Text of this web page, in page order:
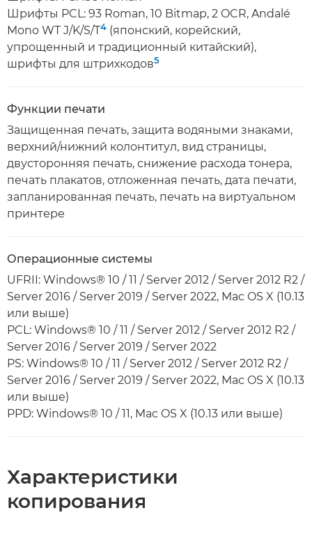
Шрифты PCL: 93 Roman, 10 Bitmap, 2 OCR, Andalé
Mono WT J/K/S/T4 (японский, корейский,
упрощенный и традиционный китайский),
шрифты для штрихкодов5
Функции печати
Защищенная печать, защита водяными знаками,
верхний/нижний колонтитул, вид страницы,
двусторонняя печать, снижение расхода тонера,
печать плакатов, отложенная печать, дата печати,
запланированная печать, печать на виртуальном
принтере
Операционные системы
UFRII: Windows® 10 / 11 / Server 2012 / Server 2012 R2 /
Server 2016 / Server 2019 / Server 2022, Mac OS X (10.13
или выше)
PCL: Windows® 10 / 11 / Server 2012 / Server 2012 R2 /
Server 2016 / Server 2019 / Server 2022
PS: Windows® 10 / 11 / Server 2012 / Server 2012 R2 /
Server 2016 / Server 2019 / Server 2022, Mac OS X (10.13
или выше)
PPD: Windows® 10 / 11, Mac OS X (10.13 или выше)
Характеристики
копирования